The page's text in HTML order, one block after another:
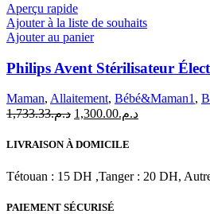
Aperçu rapide
Ajouter à la liste de souhaits
Ajouter au panier
Philips Avent Stérilisateur
Maman, Allaitement, Bébé&Maman1 ,
د.م.1,733.33
Le
initial
د.م.1,300.00
Le
LIVRAISON À DOMICILE
Tétouan : 15 DH ,Tanger : 20 DH,
PAIEMENT SÉCURISÉ